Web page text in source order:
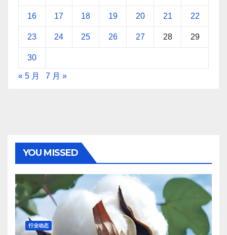
16 17 18 19 20 21 22
23 24 25 26 27 28 29
30
« 5 月 7 月 »
YOU MISSED
行业动态